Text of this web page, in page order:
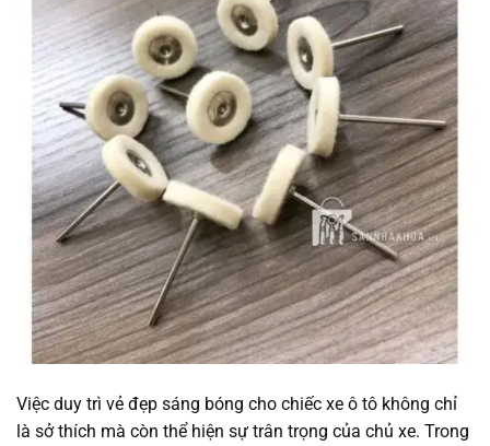
Việc duy trì vẻ đẹp sáng bóng cho chiếc xe ô tô không chỉ
là sở thích mà còn thể hiện sự trân trọng của chủ xe. Trong